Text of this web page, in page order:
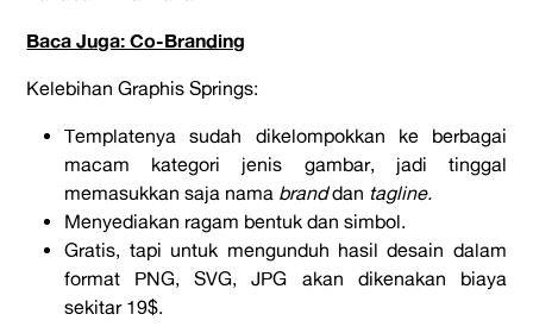
Baca Juga: Co-Branding
Kelebihan Graphis Springs:
Templatenya sudah dikelompokkan ke berbagai
macam kategori jenis gambar, jadi tinggal
memasukkan saja nama branddan tagline.
Menyediakan ragam bentuk dan simbol.
Gratis, tapi untuk mengunduh hasil desain dalam
format PNG, SVG, JPG akan dikenakan biaya
sekitar 19$.